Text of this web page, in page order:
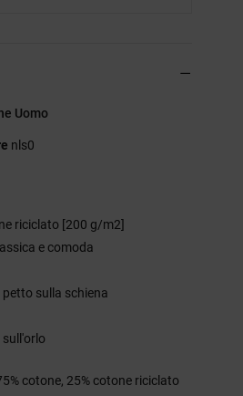
Uomo
nls0
riciclato [200 g/m2]
e comoda
sulla schiena
cotone, 25% cotone riciclato